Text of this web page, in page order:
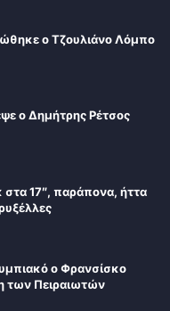
ο Τζουλιάνο Λόμπο
ο Δημήτρης Ρέτσος
17″, παράπονα, ήττα
ο Φρανσίσκο
των Πειραιωτών